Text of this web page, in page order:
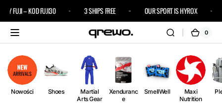
do
treści
FUJI – KOD FUJI30 3 SHIPS FREE OUR SPORT IS HYROX
0
0
i)
Nowości Shoes
Martial
Arts Gear
Xenduranc
e
SmellWell
Maxi
Nutrition